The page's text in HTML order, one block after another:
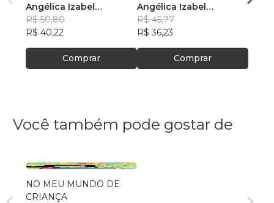
Angélica Izabel
Machado Pinto
R$ 50,80
R$ 40,22
Comprar
Angélica Izabel
Machado Pinto
R$ 45,77
R$ 36,23
Comprar
Você também pode gostar de
NO MEU MUNDO DE
CRIANÇA